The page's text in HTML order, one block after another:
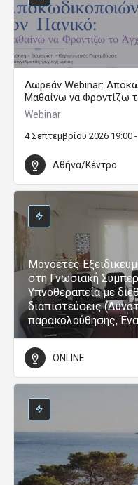
Θερινό 8ήμερο yoga
Yoga – Διαλογισμός –
22 Αυγούστου 2026 18:00
Νέα Μάκρη
Μονοετές
Μαρούσι